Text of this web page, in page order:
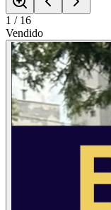
1 / 16
Vendido